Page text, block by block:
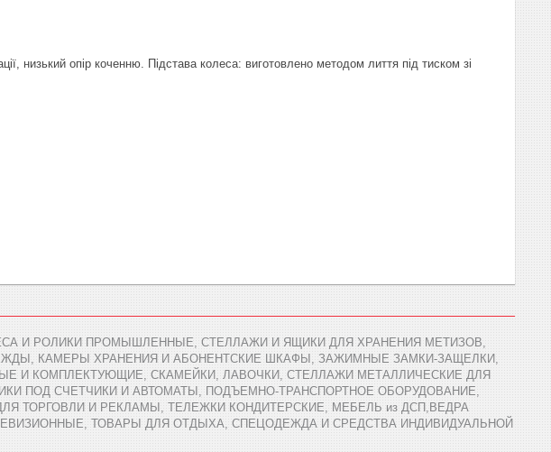
низький опір коченню. Підстава колеса: виготовлено методом лиття під тиском зі
И РОЛИКИ ПРОМЫШЛЕННЫЕ, СТЕЛЛАЖИ И ЯЩИКИ ДЛЯ ХРАНЕНИЯ МЕТИЗОВ,
КАМЕРЫ ХРАНЕНИЯ И АБОНЕНТСКИЕ ШКАФЫ, ЗАЖИМНЫЕ ЗАМКИ-ЗАЩЕЛКИ,
И КОМПЛЕКТУЮЩИЕ, СКАМЕЙКИ, ЛАВОЧКИ, СТЕЛЛАЖИ МЕТАЛЛИЧЕСКИЕ ДЛЯ
ПОД СЧЕТЧИКИ И АВТОМАТЫ, ПОДЪЕМНО-ТРАНСПОРТНОЕ ОБОРУДОВАНИЕ,
ТОРГОВЛИ И РЕКЛАМЫ, ТЕЛЕЖКИ КОНДИТЕРСКИЕ, МЕБЕЛЬ из ДСП,ВЕДРА
ТОВАРЫ ДЛЯ ОТДЫХА, СПЕЦОДЕЖДА И СРЕДСТВА ИНДИВИДУАЛЬНОЙ